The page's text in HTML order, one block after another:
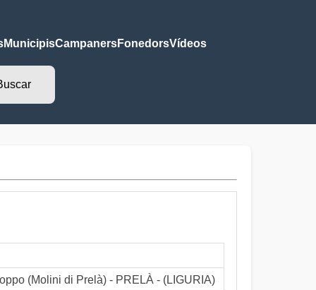
MunicipisCampanersFonedorsVídeos
(Molini di Prelà) - PRELÀ - (LIGURIA)